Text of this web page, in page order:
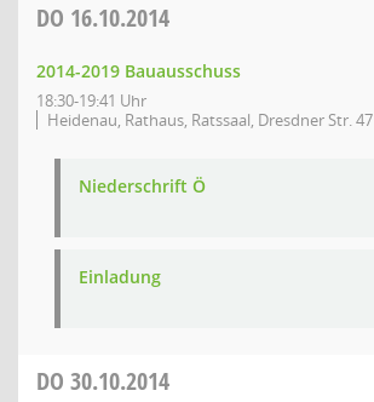
DO 16.10.2014
2014-2019 Bauausschuss
18:30-19:41 Uhr
Heidenau, Rathaus, Ratssaal, Dresdner Str. 47
Niederschrift Ö
Einladung
DO 30.10.2014